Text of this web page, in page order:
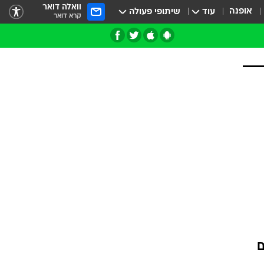
אופנה עוד שיתופי פעולה וואלה דואר
קרא דואר